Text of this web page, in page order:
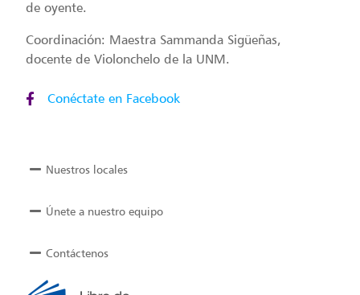
de oyente.
Coordinación: Maestra Sammanda Sigüeñas,
docente de Violonchelo de la UNM.
Conéctate en Facebook
Nuestros locales
Únete a nuestro equipo
Contáctenos